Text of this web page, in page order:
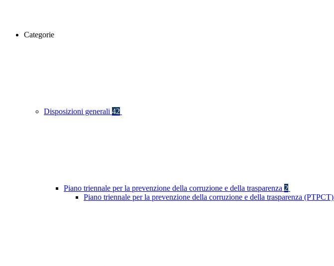
Categorie
Disposizioni generali 42
Piano triennale per la prevenzione della corruzione e della trasparenza 2
Piano triennale per la prevenzione della corruzione e della trasparenza (PTPCT)